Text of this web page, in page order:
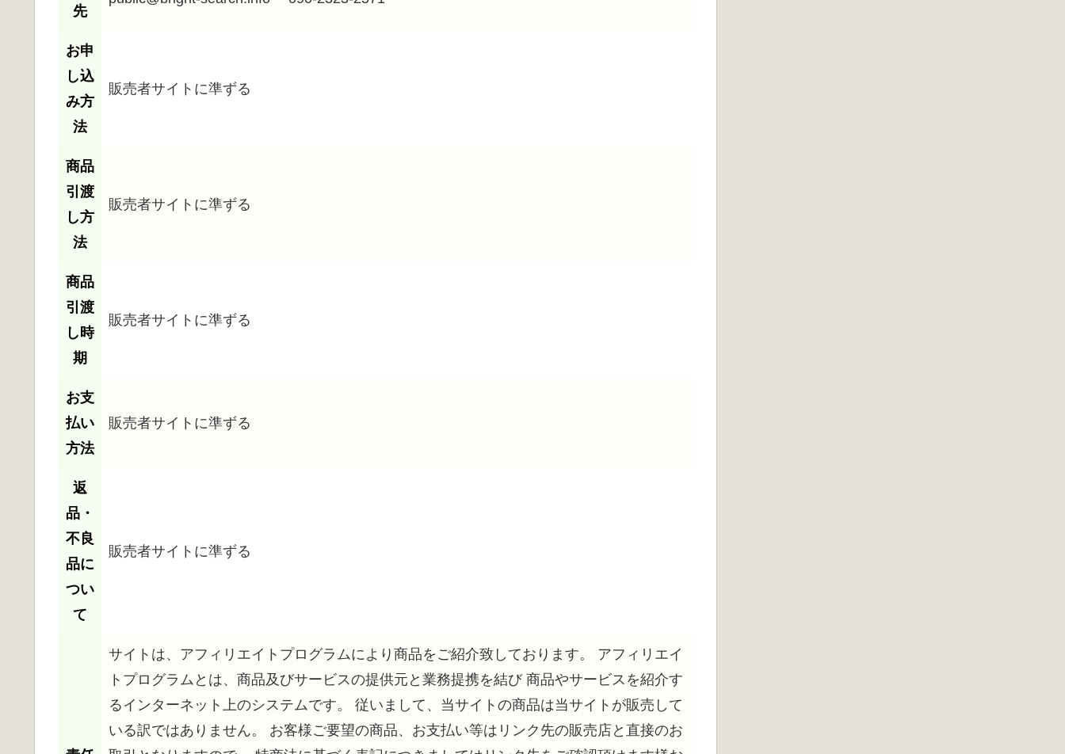
先
お申
し込
み方
法
販売者サイトに準ずる
商品
引渡
し方
法
販売者サイトに準ずる
商品
引渡
し時
期
販売者サイトに準ずる
お支
払い
方法
販売者サイトに準ずる
返
品・
不良
品に
つい
て
販売者サイトに準ずる
サイトは、アフィリエイトプログラムにより商品をご紹介致しております。 アフィリエイ
トプログラムとは、商品及びサービスの提供元と業務提携を結び 商品やサービスを紹介す
るインターネット上のシステムです。 従いまして、当サイトの商品は当サイトが販売して
いる訳ではありません。 お客様ご要望の商品、お支払い等はリンク先の販売店と直接のお